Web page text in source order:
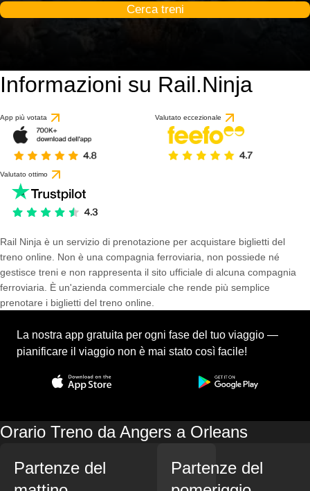
Cerca treni
Informazioni su Rail.Ninja
App più votata Valutato eccezionale
Valutato ottimo
Rail Ninja è un servizio di prenotazione per acquistare biglietti del
treno online. Non è una compagnia ferroviaria, non possiede né
gestisce treni e non rappresenta il sito ufficiale di alcuna compagnia
ferroviaria. È un'azienda commerciale che rende più semplice
prenotare i biglietti del treno online.
La nostra app gratuita per ogni fase del tuo viaggio —
pianificare il viaggio non è mai stato così facile!
Orario Treno da Angers a Orleans
Partenze del
Partenze del